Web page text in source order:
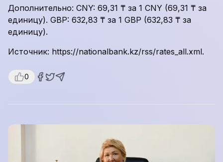
Дополнительно: CNY: 69,31 ₸ за 1 CNY (69,31 ₸ за
единицу). GBP: 632,83 ₸ за 1 GBP (632,83 ₸ за
единицу).
Источник: https://nationalbank.kz/rss/rates_all.xml.
0